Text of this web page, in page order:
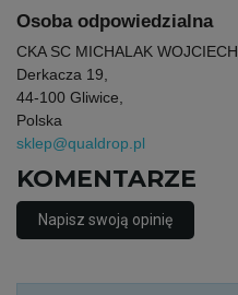
Osoba odpowiedzialna
CKA SC MICHALAK
Derkacza 19,
44-100 Gliwice,
Polska
sklep@qualdrop.pl
KOMENTARZE
Napisz swoją opinię